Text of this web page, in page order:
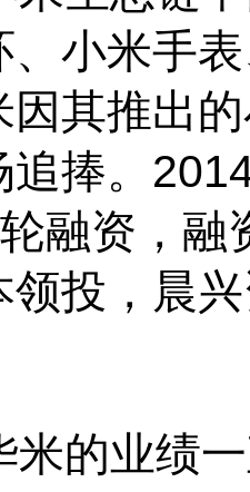
和分销渠道。
品牌的产品营
，华米对小米
关联甚密。目
米的重要股东
结构为，华米
单一大股东；
二大股东；小
持股为